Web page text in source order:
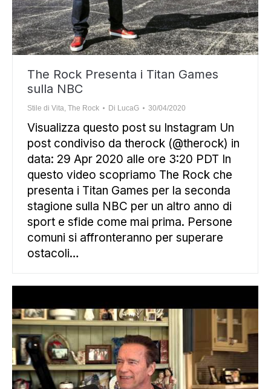
The Rock Presenta i Titan Games
sulla NBC
Stile di Vita, The Rock Di LucaG 30/04/2020
Visualizza questo post su Instagram Un
post condiviso da therock (@therock) in
data: 29 Apr 2020 alle ore 3:20 PDT In
questo video scopriamo The Rock che
presenta i Titan Games per la seconda
stagione sulla NBC per un altro anno di
sport e sfide come mai prima. Persone
comuni si affronteranno per superare
ostacoli…